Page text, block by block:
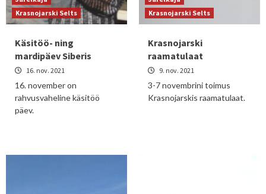
Krasnojarski Selts
Käsitöö- ning
mardipäev Siberis
16. nov. 2021
16. november on
rahvusvaheline käsitöö
päev.
Krasnojarski Selts
Krasnojarski
raamatulaat
9. nov. 2021
3-7 novembrini toimus
Krasnojarskis raamatulaat.